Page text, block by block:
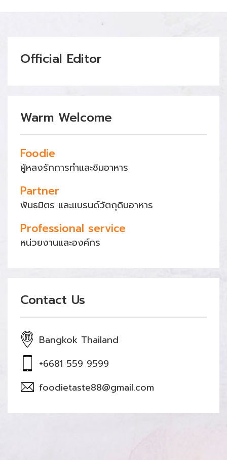
Official Editor
Warm Welcome
Foodie
ผู้หลงรักการทำและชิมอาหาร
Partner
พันธมิตร และแบรนด์วัตถุดิบอาหาร
Professional service
หน่วยงานและองค์กร
Contact Us
Bangkok Thailand
+6681 559 9599
foodietaste88@gmail.com